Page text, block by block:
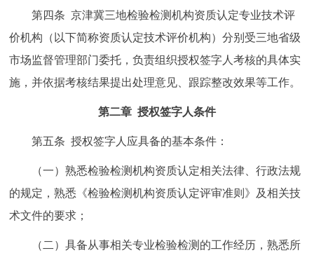
第四条 京津冀三地检验检测机构资质认定专业技术评
价机构（以下简称资质认定技术评价机构）分别受三地省级
市场监督管理部门委托，负责组织授权签字人考核的具体实
施，并依据考核结果提出处理意见、跟踪整改效果等工作。
第二章 授权签字人条件
第五条 授权签字人应具备的基本条件：
（一）熟悉检验检测机构资质认定相关法律、行政法规
的规定，熟悉《检验检测机构资质认定评审准则》及相关技
术文件的要求；
（二）具备从事相关专业检验检测的工作经历，熟悉所